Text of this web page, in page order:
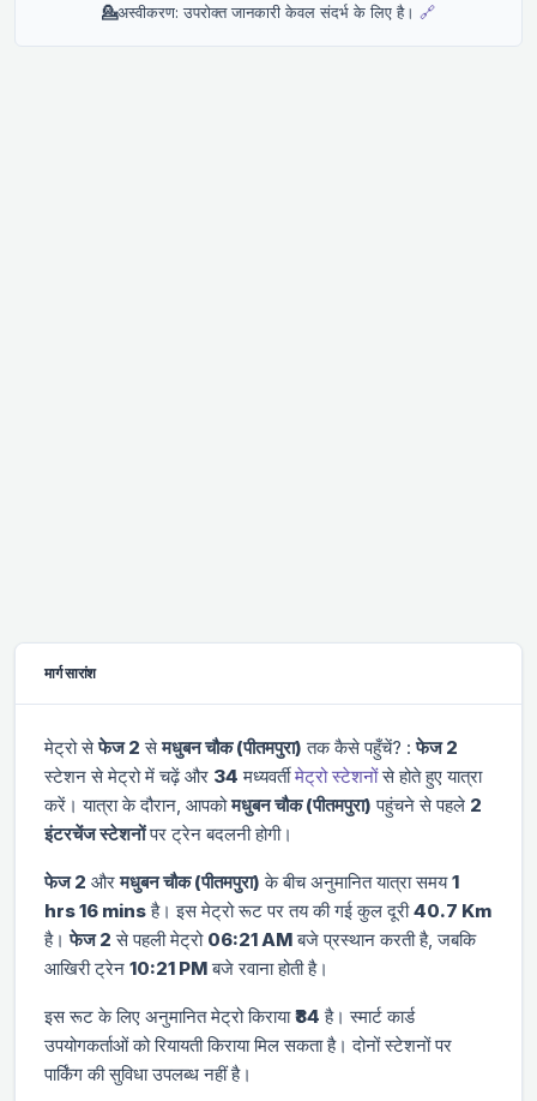
💁अस्वीकरण: उपरोक्त जानकारी केवल संदर्भ के लिए है। 🔗
मार्ग सारांश
मेट्रो सेफेज 2 सेमधुबन चौक (पीतमपुरा) तक कैसे पहुँचें? :फेज 2
स्टेशन से मेट्रो में चढ़ें और 34 मध्यवर्तीमेट्रो स्टेशनोंसे होते हुए यात्रा
करें। यात्रा के दौरान, आपकोमधुबन चौक (पीतमपुरा) पहुंचने से पहले 2
इंटरचेंज स्टेशनोंपर ट्रेन बदलनी होगी।
फेज 2 औरमधुबन चौक (पीतमपुरा) के बीच अनुमानित यात्रा समय1
hrs 16 minsहै। इस मेट्रो रूट पर तय की गई कुल दूरी40.7 Km
है।फेज 2 से पहली मेट्रो 06:21 AMबजे प्रस्थान करती है, जबकि
आखिरी ट्रेन 10:21 PMबजे रवाना होती है।
इस रूट के लिए अनुमानित मेट्रो किराया₹84 है। स्मार्ट कार्ड
उपयोगकर्ताओं को रियायती किराया मिल सकता है। दोनों स्टेशनों पर
पार्किंग की सुविधा उपलब्ध नहीं है।